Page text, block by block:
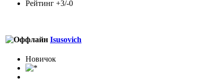
Рейтинг +3/-0
Isusovich
Новичок